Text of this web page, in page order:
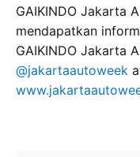
GAIKINDO Jakarta
mendapatkan
GAIKINDO Jakarta
@jakartaautoweek